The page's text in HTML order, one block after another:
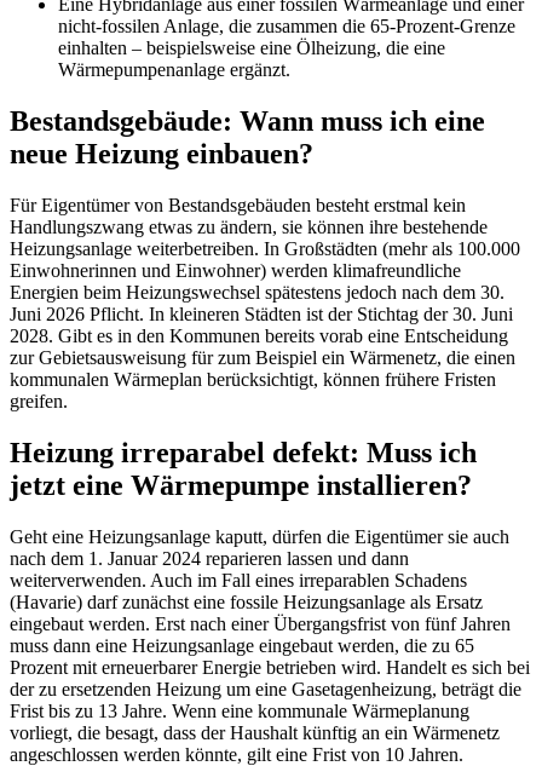
Eine Hybridanlage aus einer fossilen Wärmeanlage und einer
nicht-fossilen Anlage, die zusammen die 65-Prozent-Grenze
einhalten – beispielsweise eine Ölheizung, die eine
Wärmepumpenanlage ergänzt.
Bestandsgebäude: Wann muss ich eine
neue Heizung einbauen?
Für Eigentümer von Bestandsgebäuden besteht erstmal kein
Handlungszwang etwas zu ändern, sie können ihre bestehende
Heizungsanlage weiterbetreiben. In Großstädten (mehr als 100.000
Einwohnerinnen und Einwohner) werden klimafreundliche
Energien beim Heizungswechsel spätestens jedoch nach dem 30.
Juni 2026 Pflicht. In kleineren Städten ist der Stichtag der 30. Juni
2028. Gibt es in den Kommunen bereits vorab eine Entscheidung
zur Gebietsausweisung für zum Beispiel ein Wärmenetz, die einen
kommunalen Wärmeplan berücksichtigt, können frühere Fristen
greifen.
Heizung irreparabel defekt: Muss ich
jetzt eine Wärmepumpe installieren?
Geht eine Heizungsanlage kaputt, dürfen die Eigentümer sie auch
nach dem 1. Januar 2024 reparieren lassen und dann
weiterverwenden. Auch im Fall eines irreparablen Schadens
(Havarie) darf zunächst eine fossile Heizungsanlage als Ersatz
eingebaut werden. Erst nach einer Übergangsfrist von fünf Jahren
muss dann eine Heizungsanlage eingebaut werden, die zu 65
Prozent mit erneuerbarer Energie betrieben wird. Handelt es sich bei
der zu ersetzenden Heizung um eine Gasetagenheizung, beträgt die
Frist bis zu 13 Jahre. Wenn eine kommunale Wärmeplanung
vorliegt, die besagt, dass der Haushalt künftig an ein Wärmenetz
angeschlossen werden könnte, gilt eine Frist von 10 Jahren.